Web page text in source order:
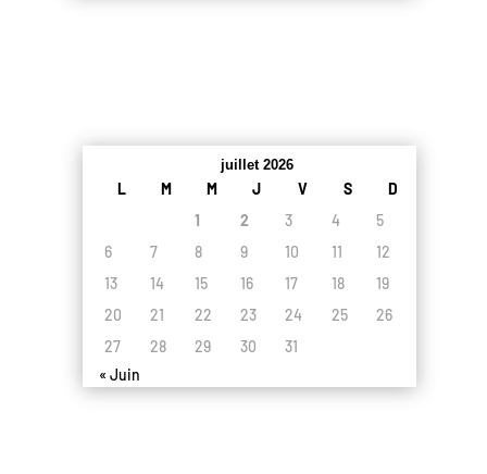
juillet 2026
L M M J V S
D
1
2 3 4
5
6
7 8 9 10 11
12
13
14 15 16 17 18
19
20
21 22 23 24 25
26
27
28 29 30
31
« Juin